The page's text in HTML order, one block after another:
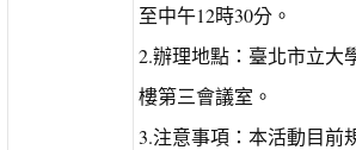
至中午12時30分。
2.辦理地點：臺北市立大
樓第三會議室。
3.注意事項：本活動目前